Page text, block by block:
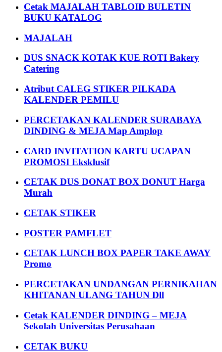
Cetak MAJALAH TABLOID BULETIN
BUKU KATALOG
MAJALAH
DUS SNACK KOTAK KUE ROTI Bakery
Catering
Atribut CALEG STIKER PILKADA
KALENDER PEMILU
PERCETAKAN KALENDER SURABAYA
DINDING & MEJA Map Amplop
CARD INVITATION KARTU UCAPAN
PROMOSI Eksklusif
CETAK DUS DONAT BOX DONUT Harga
Murah
CETAK STIKER
POSTER PAMFLET
CETAK LUNCH BOX PAPER TAKE AWAY
Promo
PERCETAKAN UNDANGAN PERNIKAHAN
KHITANAN ULANG TAHUN Dll
Cetak KALENDER DINDING – MEJA
Sekolah Universitas Perusahaan
CETAK BUKU